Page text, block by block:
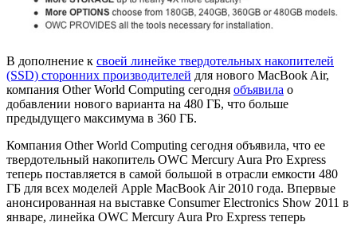
В дополнение к своей линейке твердотельных накопителей
(SSD) сторонних производителей для нового MacBook Air,
компания Other World Computing сегодня объявила о
добавлении нового варианта на 480 ГБ, что больше
предыдущего максимума в 360 ГБ.
Компания Other World Computing сегодня объявила, что ее
твердотельный накопитель OWC Mercury Aura Pro Express
теперь поставляется в самой большой в отрасли емкости 480
ГБ для всех моделей Apple MacBook Air 2010 года. Впервые
анонсированная на выставке Consumer Electronics Show 2011 в
январе, линейка OWC Mercury Aura Pro Express теперь